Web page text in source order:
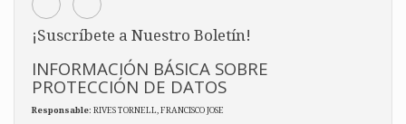
¡Suscríbete a Nuestro Boletín!
INFORMACIÓN BÁSICA SOBRE
PROTECCIÓN DE DATOS
Responsable: RIVES TORNELL, FRANCISCO JOSE